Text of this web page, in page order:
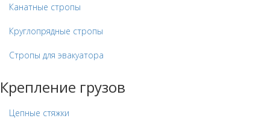
Канатные стропы
Круглопрядные стропы
Стропы для эвакуатора
Крепление грузов
Цепные стяжки